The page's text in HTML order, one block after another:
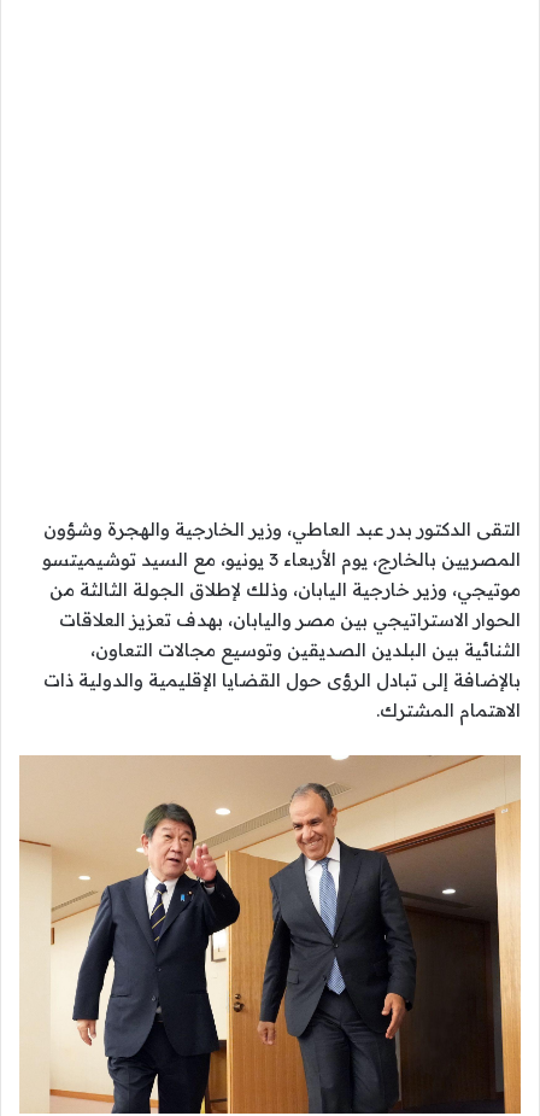
التقى الدكتور بدر عبد العاطي، وزير الخارجية والهجرة وشؤون
المصريين بالخارج، يوم الأربعاء 3 يونيو، مع السيد توشيميتسو
موتيجي، وزير خارجية اليابان، وذلك لإطلاق الجولة الثالثة من
الحوار الاستراتيجي بين مصر واليابان، بهدف تعزيز العلاقات
الثنائية بين البلدين الصديقين وتوسيع مجالات التعاون،
بالإضافة إلى تبادل الرؤى حول القضايا الإقليمية والدولية ذات
الاهتمام المشترك.